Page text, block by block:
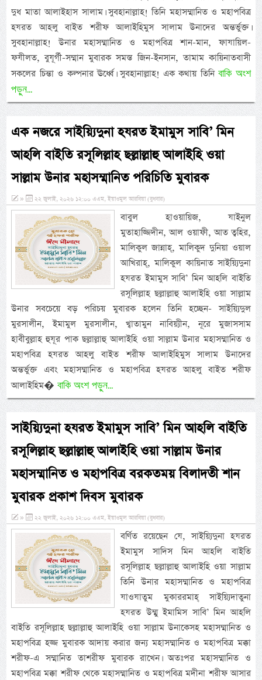
দুধ মাতা আলাইহাস সালাম। সুবহানাল্লাহ! তিনি মহাসম্মানিত ও মহাপবিত্র
হযরত আহলু বাইত শরীফ আলাইহিমুস সালাম উনাদের অন্তর্ভুক্ত।
সুবহানাল্লাহ! উনার মহাসম্মানিত ও মহাপবিত্র শান-মান, ফাযায়িল-
ফযীলত, বুযূর্গী-সম্মান মুবারক সমস্ত জিন-ইনসান, তামাম কায়িনাতবাসী
সকলের চিন্তা ও কল্পনার ঊর্ধ্বে। সুবহানাল্লাহ! এক কথায় তিনিবাকি অংশ
পড়ুন...
এক নজরে সাইয়্যিদুনা হযরত ইমামুস সাবি’ মিন
আহলি বাইতি রসূলিল্লাহ ছল্লাল্লাহু আলাইহি ওয়া
সাল্লাম উনার মহাসম্মানিত পরিচিতি মুবারক
» ২২ জুলাই, ২০২৬ ১২:০০ এএম, ইয়াওমুল আরবিয়া (বুধবার)
বাবুল হাওয়ায়িজ, যাইনুল
মুতাহাজ্জিদীন, আল ওয়াফী, আত ত্বহির,
মালিকুল জান্নাহ্, মালিকুদ দুনিয়া ওয়াল
আখিরাহ্, মালিকুল কায়িনাত সাইয়্যিদুনা
হযরত ইমামুস সাবি’ মিন আহলি বাইতি
রসূলিল্লাহ ছল্লাল্লাহু আলাইহি ওয়া সাল্লাম
উনার সবচেয়ে বড় পরিচয় মুবারক হলেন তিনি হচ্ছেন- সাইয়্যিদুল
মুরসালীন, ইমামুল মুরসালীন, খ্বাতামুন নাবিয়্যীন, নূরে মুজাসসাম
হাবীবুল্লাহ হুযূর পাক ছল্লাল্লাহু আলাইহি ওয়া সাল্লাম উনার মহাসম্মানিত ও
মহাপবিত্র হযরত আহলু বাইত শরীফ আলাইহিমুস সালাম উনাদের
অন্তর্ভুক্ত এবং মহাসম্মানিত ও মহাপবিত্র হযরত আহলু বাইত শরীফ
আলাইহিম�বাকি অংশ পড়ুন...
সাইয়্যিদুনা হযরত ইমামুস সাবি’ মিন আহলি বাইতি
রসূলিল্লাহ ছল্লাল্লাহু আলাইহি ওয়া সাল্লাম উনার
মহাসম্মানিত ও মহাপবিত্র বরকতময় বিলাদতী শান
মুবারক প্রকাশ দিবস মুবারক
» ২২ জুলাই, ২০২৬ ১২:০০ এএম, ইয়াওমুল আরবিয়া (বুধবার)
বর্ণিত রয়েছেন যে, সাইয়্যিদুনা হযরত
ইমামুস সাদিস মিন আহলি বাইতি
রসূলিল্লাহ ছল্লাল্লাহু আলাইহি ওয়া সাল্লাম
তিনি উনার মহাসম্মানিত ও মহাপবিত্র
যাওযাতুম মুকাররমাহ্ সাইয়্যিদাতুনা
হযরত উম্মু ইমামিস সাবি’ মিন আহলি
বাইতি রসূলিল্লাহ ছল্লাল্লাহু আলাইহি ওয়া সাল্লাম উনাকেসহ মহাসম্মানিত ও
মহাপবিত্র হজ্জ মুবারক আদায় করার জন্য মহাসম্মানিত ও মহাপবিত্র মক্কা
শরীফ-এ সম্মানিত তাশরীফ মুবারক রাখেন। অতঃপর মহাসম্মানিত ও
মহাপবিত্র মক্কা শরীফ থেকে মহাসম্মানিত ও মহাপবিত্র মদীনা শরীফ আসার